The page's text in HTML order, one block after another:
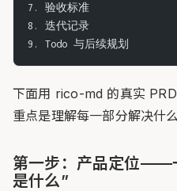
7. 验收标准
8. 迭代记录
9. Todo 与后续规划
下面用 rico-md 的真实 PRD
重点是理解每一部分解决什么
第一步：产品定位——
是什么”